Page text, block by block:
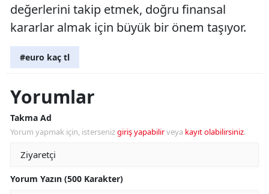
değerlerini takip etmek, doğru finansal
kararlar almak için büyük bir önem taşıyor.
#euro kaç tl
Yorumlar
Takma Ad
Yorum yapmak için, istersenizgiriş yapabilirveya kayıt olabilirsiniz.
Yorum Yazın (500 Karakter)